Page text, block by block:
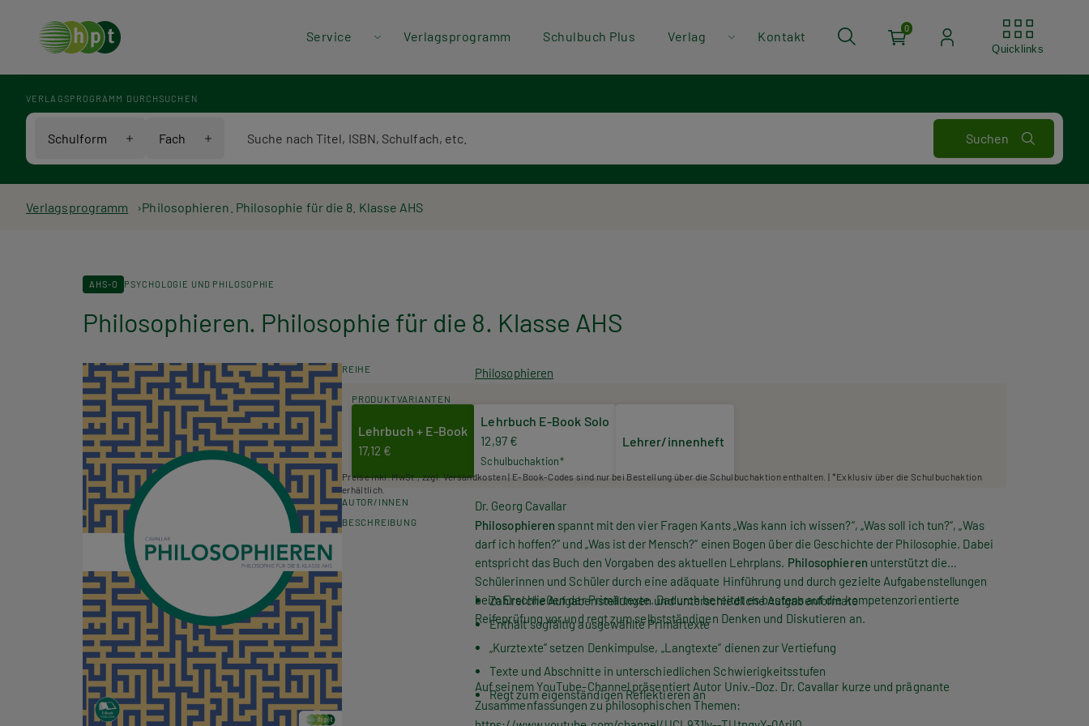
Header
Menü
Service Verlagsprogramm Schulbuch Plus Verlag Kontakt
0
Quicklinks
VERLAGSPROGRAMM DURCHSUCHEN
Schulform Fach
Pfadnavigation
Verlagsprogramm Philosophieren. Philosophie für die 8. Klasse AHS
AHS-O PSYCHOLOGIE UND PHILOSOPHIE
Philosophieren. Philosophie für die 8. Klasse AHS
REIHE Philosophieren
PRODUKTVARIANTEN
Lehrbuch + E-Book
17,12 €
Lehrbuch E-Book Solo
12,97 €
Schulbuchaktion*
Lehrer/innenheft
Preise inkl. MwSt., zzgl. Versandkosten | E-Book-Codes sind nur bei Bestellung über die Schulbuchaktion enthalten. | *Exklusiv über die Schulbuchaktion
erhältlich.
AUTOR/INNEN
Dr. Georg Cavallar
BESCHREIBUNG Philosophieren spannt mit den vier Fragen Kants „Was kann ich wissen?“, „Was soll ich tun?“, „Was
darf ich hoffen?“ und „Was ist der Mensch?“ einen Bogen über die Geschichte der Philosophie. Dabei
entspricht das Buch den Vorgaben des aktuellen Lehrplans. Philosophieren unterstützt die
Schülerinnen und Schüler durch eine adäquate Hinführung und durch gezielte Aufgabenstellungen
beim Erschließen der Primärtexte. Dadurch bereitet es bestens auf die kompetenzorientierte
Reifeprüfung vor und regt zum selbstständigen Denken und Diskutieren an.
Zahlreiche Aufgabenstellungen und unterschiedliche Aufgabenformate
Enthält sogfältig ausgewählte Primärtexte
„Kurztexte“ setzen Denkimpulse, „Langtexte“ dienen zur Vertiefung
Texte und Abschnitte in unterschiedlichen Schwierigkeitsstufen
Regt zum eigenständigen Reflektieren an
Auf seinem YouTube-Channel präsentiert Autor Univ.-Doz. Dr. Cavallar kurze und prägnante
Zusammenfassungen zu philosophischen Themen: